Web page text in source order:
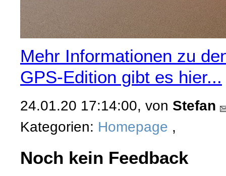
Mehr Informationen zu
GPS-Edition gibt es hier...
24.01.20 17:14:00, von Stefan
Kategorien: Homepage ,
Noch kein Feedback